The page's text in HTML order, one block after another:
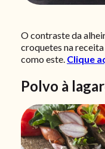
O contraste da
croquetes na
como este. Clique
Polvo à